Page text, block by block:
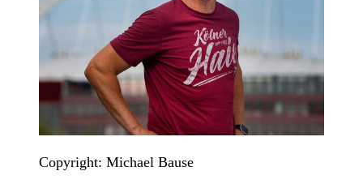
Copyright: Michael Bause